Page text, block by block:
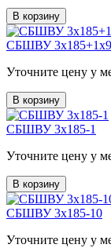
В корзину
СБШВУ
Уточните цену у
В корзину
СБШВУ 3х185-1
Уточните цену у
В корзину
СБШВУ 3х185-10
Уточните цену у